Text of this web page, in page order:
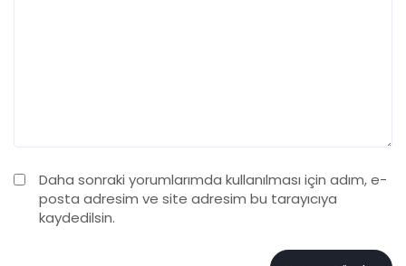
Daha sonraki yorumlarımda kullanılması için adım, e-
posta adresim ve site adresim bu tarayıcıya
kaydedilsin.